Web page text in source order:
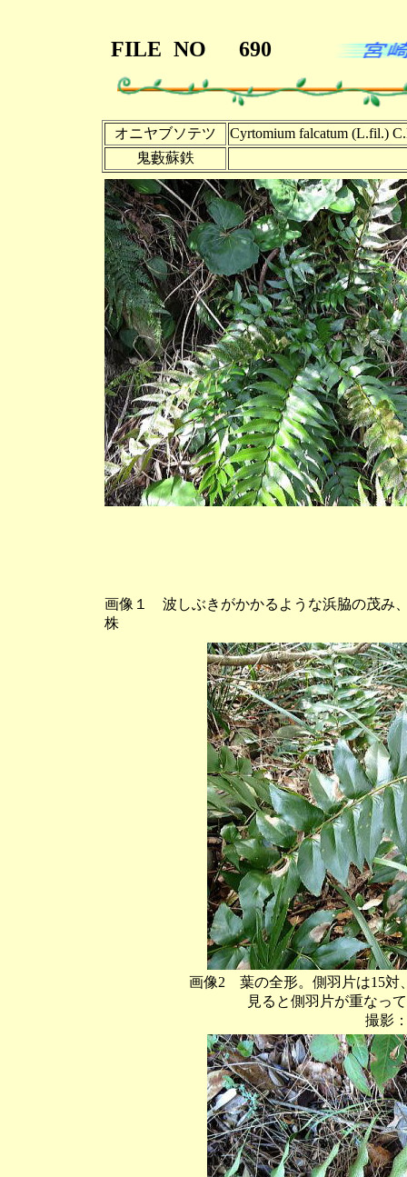
FILE NO 690
オニヤブソテツ
Cyrtomium falcatum (L.fil.)
鬼藪蘇鉄
画像１ 波しぶきがかかるような浜脇の茂み
株
画像2 葉の全形。側羽片は15対
見ると側羽片が重なって見え
撮影：（